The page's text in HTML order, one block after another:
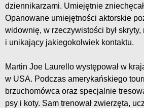
dziennikarzami. Umiejętnie
Opanowane umiejętności aktorskie
widownię, w rzeczywistości był skryty,
i unikający jakiegokolwiek kontaktu.
Martin Joe Laurello występował w
w USA. Podczas amerykańskiego
brzuchomówca oraz specjalnie
psy i koty. Sam trenował zwierzęta,